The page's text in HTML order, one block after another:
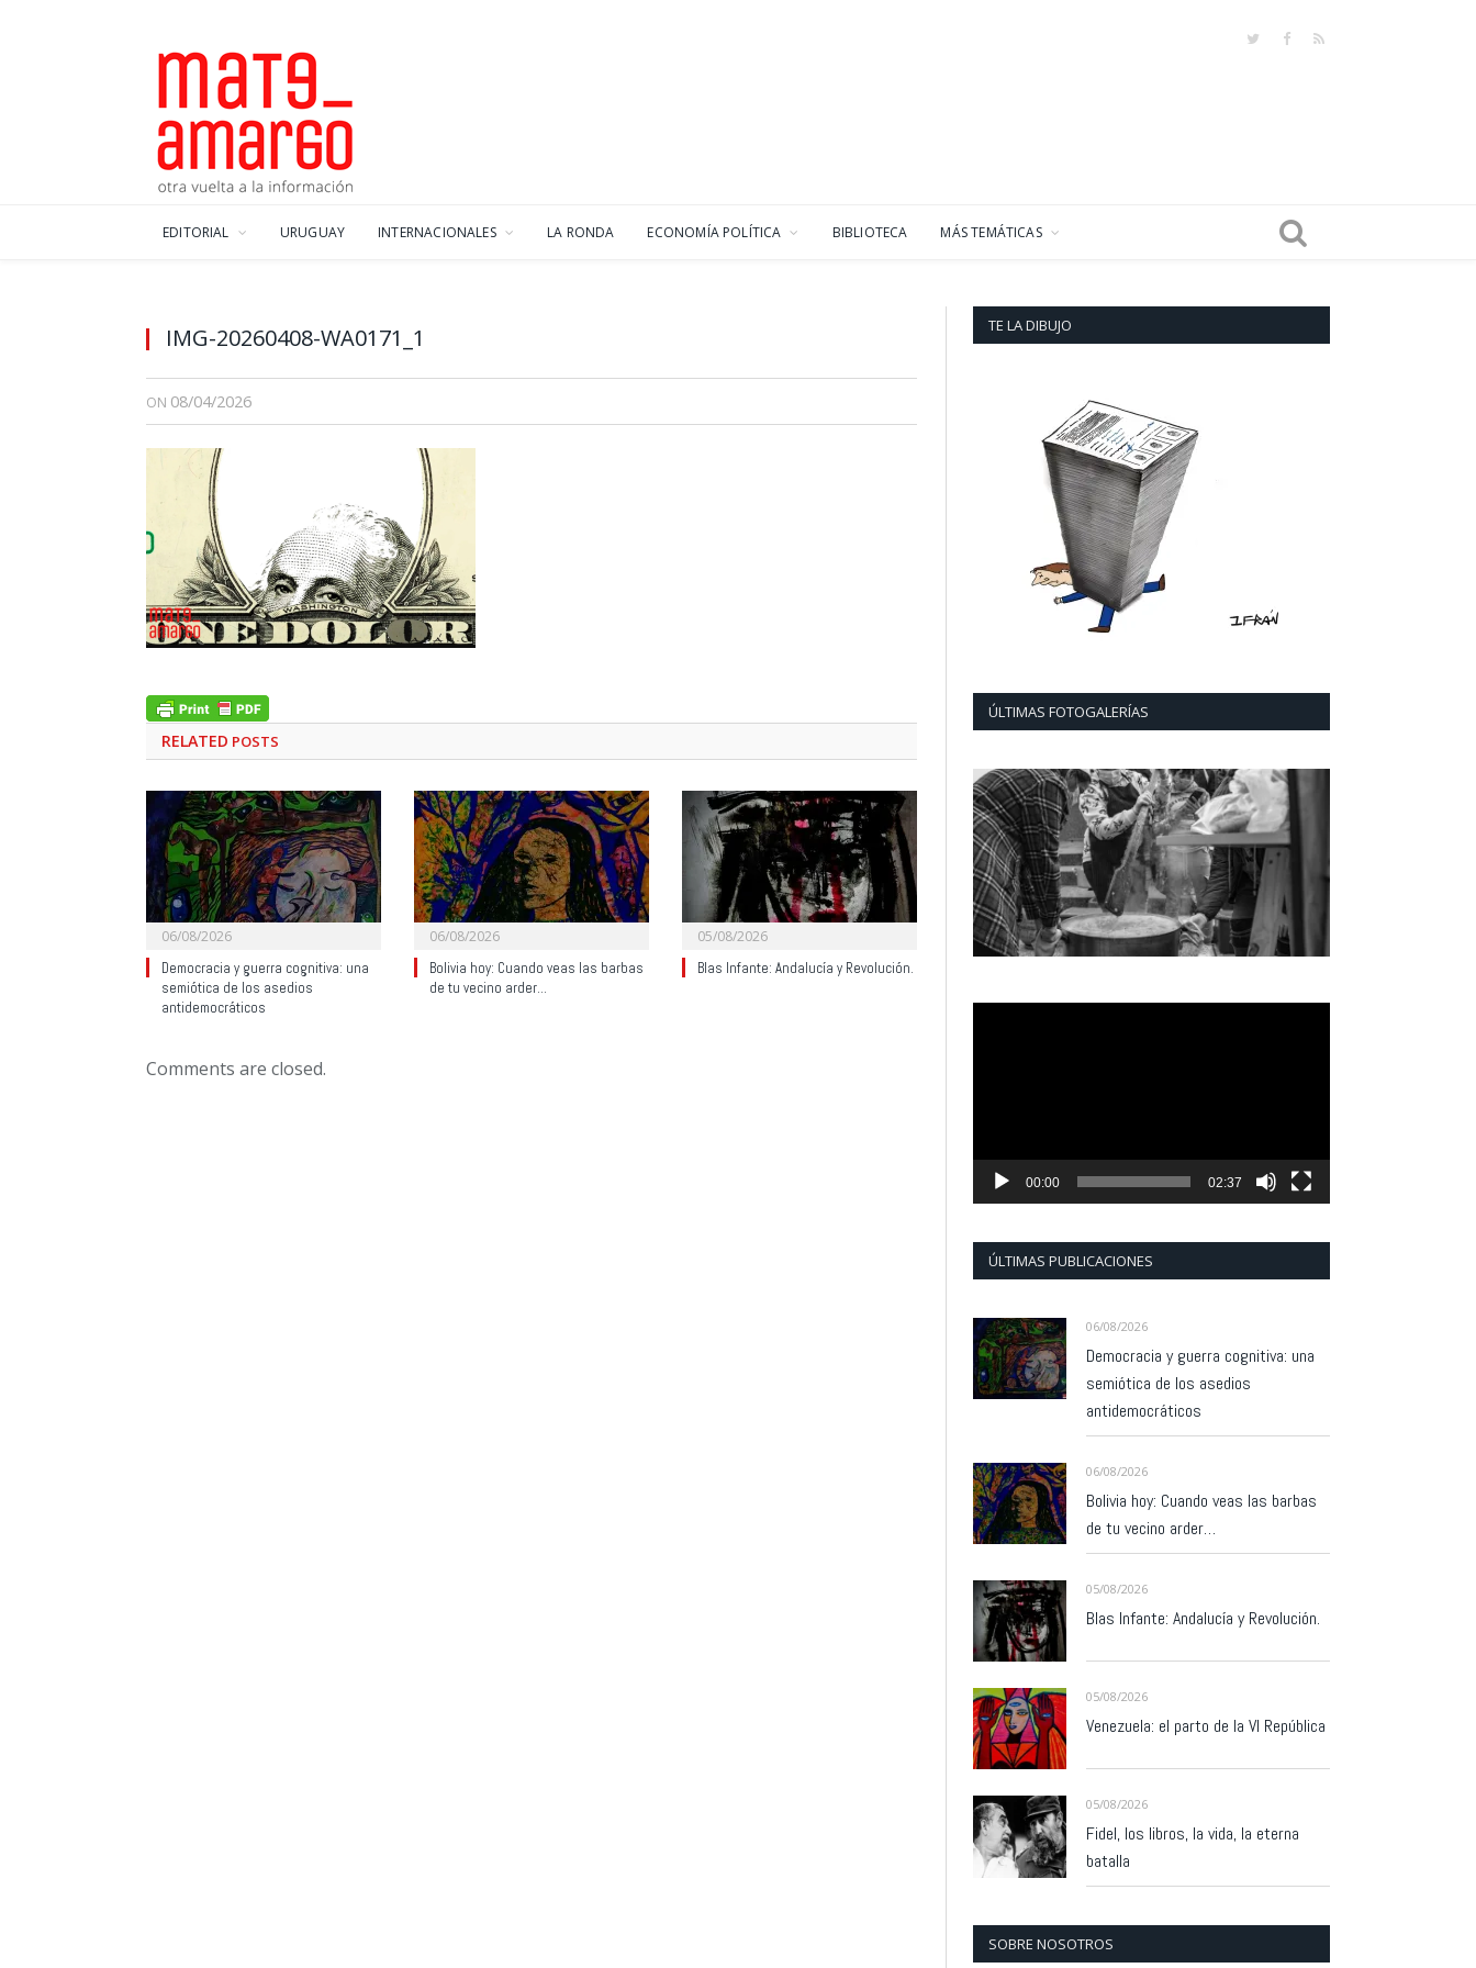
TwitterFacebook
RSS
EDITORIAL URUGUAY INTERNACIONALES LA RONDA ECONOMÍA POLÍTICA BIBLIOTECA MÁS TEMÁTICAS
IMG-20260408-WA0171_1
ON 08/04/2026
RELATED POSTS
06/08/2026
Democracia y guerra cognitiva: una
semiótica de los asedios
antidemocráticos
06/08/2026
Bolivia hoy: Cuando veas las barbas
de tu vecino arder…
05/08/2026
Blas Infante: Andalucía y Revolución.
Comments are closed.
TE LA DIBUJO
ÚLTIMAS FOTOGALERÍAS
00:00 02:37
ÚLTIMAS PUBLICACIONES
06/08/2026
Democracia y guerra cognitiva: una
semiótica de los asedios
antidemocráticos
06/08/2026
Bolivia hoy: Cuando veas las barbas
de tu vecino arder…
05/08/2026
Blas Infante: Andalucía y Revolución.
05/08/2026
Venezuela: el parto de la VI República
05/08/2026
Fidel, los libros, la vida, la eterna
batalla
SOBRE NOSOTROS